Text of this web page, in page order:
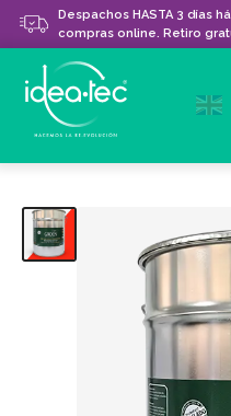
Despachos HASTA 3 días
compras online. Retiro